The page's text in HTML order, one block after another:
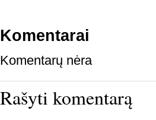
Komentarai
Komentarų nėra
Rašyti komentarą